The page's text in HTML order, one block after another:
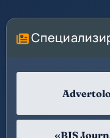
журнал
журнал
Лента.ру
«BIS